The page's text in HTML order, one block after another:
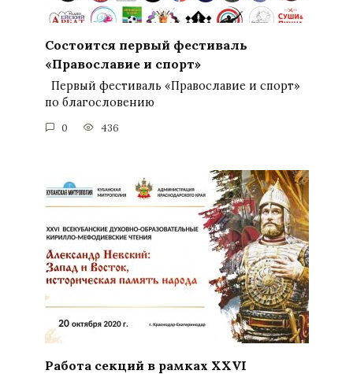
Состоится первый фестиваль
«Православие и спорт»
Первый фестиваль «Православие и спорт»
по благословению
0 436
Работа секций в рамках XXVI